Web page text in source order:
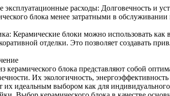
эксплуатационные расходы: Долговечность и
блока менее затратными в обслуживании
Керамические блоки можно использовать как
отделки. Это позволяет создавать
керамического блока представляют собой
Их экологичность,
их идеальным выбором как для